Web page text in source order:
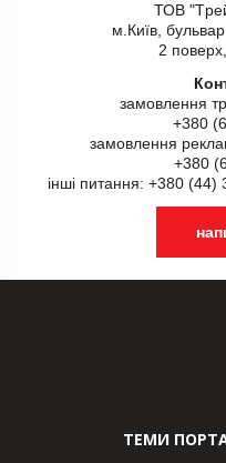
ТОВ
м.Київ,
2
замовлення
+380
замовлення
+380
інші питання: +380
ТЕМИ